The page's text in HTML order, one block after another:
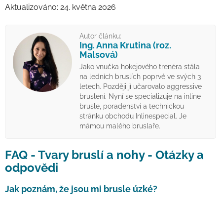
Aktualizováno: 24. května 2026
Autor článku:
Ing. Anna Krutina (roz.
Malsová)
Jako vnučka hokejového trenéra stála
na ledních bruslích poprvé ve svých 3
letech. Později jí učarovalo aggressive
bruslení. Nyní se specializuje na inline
brusle, poradenství a technickou
stránku obchodu Inlinespecial. Je
mámou malého bruslaře.
FAQ - Tvary bruslí a nohy - Otázky a
odpovědi
Jak poznám, že jsou mi brusle úzké?